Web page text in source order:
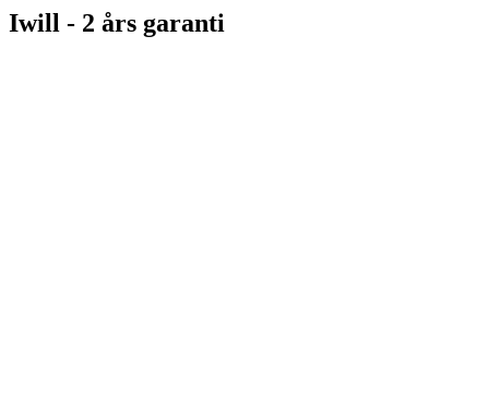
Iwill - 2 års garanti